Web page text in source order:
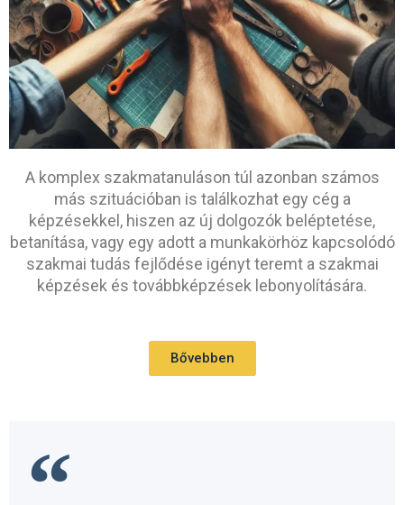
A komplex szakmatanuláson túl azonban számos
más szituációban is találkozhat egy cég a
képzésekkel, hiszen az új dolgozók beléptetése,
betanítása, vagy egy adott a munkakörhöz kapcsolódó
szakmai tudás fejlődése igényt teremt a szakmai
képzések és továbbképzések lebonyolítására.
Bővebben